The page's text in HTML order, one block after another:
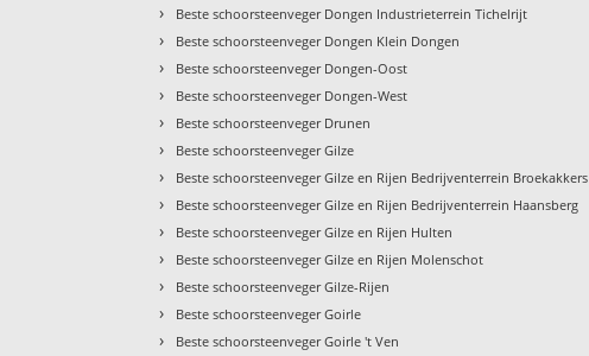
› Beste schoorsteenveger Dongen Industrieterrein Tichelrijt
› Beste schoorsteenveger Dongen Klein Dongen
› Beste schoorsteenveger Dongen-Oost
› Beste schoorsteenveger Dongen-West
› Beste schoorsteenveger Drunen
› Beste schoorsteenveger Gilze
› Beste schoorsteenveger Gilze en Rijen Bedrijventerrein Broekakkers
› Beste schoorsteenveger Gilze en Rijen Bedrijventerrein Haansberg
› Beste schoorsteenveger Gilze en Rijen Hulten
› Beste schoorsteenveger Gilze en Rijen Molenschot
› Beste schoorsteenveger Gilze-Rijen
› Beste schoorsteenveger Goirle
› Beste schoorsteenveger Goirle 't Ven